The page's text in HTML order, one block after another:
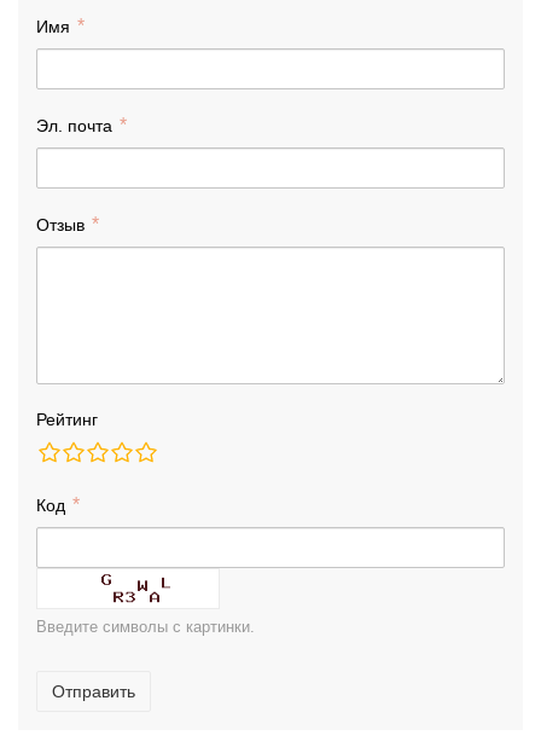
Имя
Эл. почта
Отзыв
Рейтинг
Код
Введите символы с картинки.
Отправить